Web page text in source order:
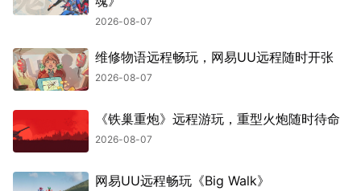
2026-08-07
维修物语远程畅玩，网易UU远程随时开张
2026-08-07
《铁巢重炮》远程游玩，重型火炮随时待命
2026-08-07
网易UU远程畅玩《Big Walk》